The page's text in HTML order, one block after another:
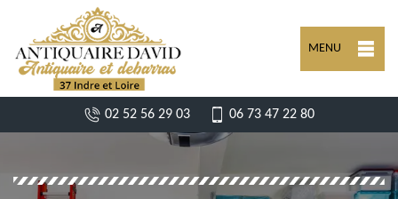
MENU
02 52 56 29 03 06 73 47 22 80